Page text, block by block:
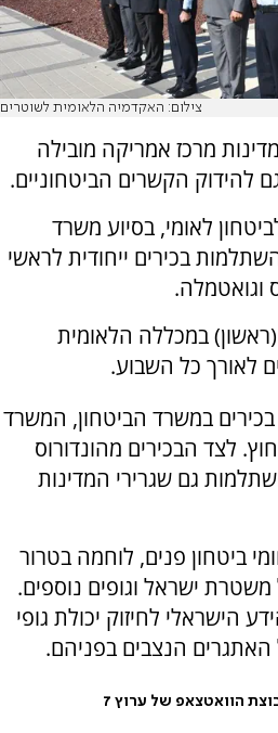
צילום: האקדמיה הלאומית לשוטרים
מרכז אמריקה מובילה
להידוק הקשרים הביטחוניים.
לביטחון לאומי, בסיוע משרד
בכירים ייחודית לראשי
וגואטמלה.
במכללה הלאומית
לאורך כל השבוע.
במשרד הביטחון, המשרד
לצד הבכירים מהונדורוס
גם שגרירי המדינות
ביטחון פנים, לוחמה בטרור
משטרת ישראל וגופים נוספים.
הישראלי לחיזוק יכולת גופי
האתגרים הנצבים בפניהם.
הוואטצאפ של ערוץ 7